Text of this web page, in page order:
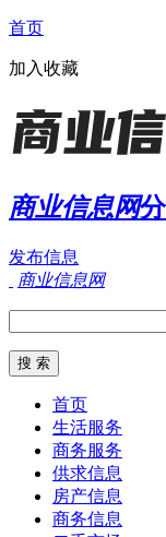
首页
加入收藏
商业信息网
发布信息
商业信息网
首页
生活服务
商务服务
供求信息
房产信息
商务信息